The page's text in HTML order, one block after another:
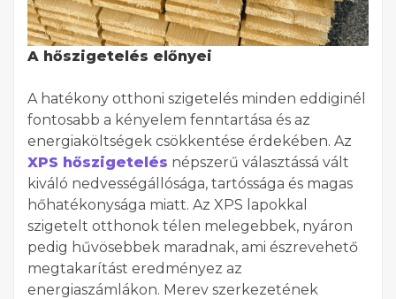
A hőszigetelés előnyei
A hatékony otthoni szigetelés minden eddiginél
fontosabb a kényelem fenntartása és az
energiaköltségek csökkentése érdekében. Az
XPS hőszigetelés népszerű választássá vált
kiváló nedvességállósága, tartóssága és magas
hőhatékonysága miatt. Az XPS lapokkal
szigetelt otthonok télen melegebbek, nyáron
pedig hűvösebbek maradnak, ami észrevehető
megtakarítást eredményez az
energiaszámlákon. Merev szerkezetének